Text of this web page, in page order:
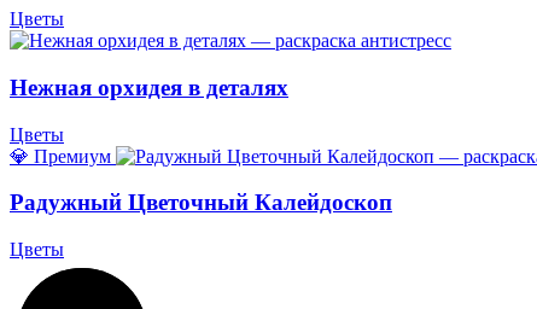
Цветы
Нежная орхидея в деталях
Цветы
💎 Премиум
Радужный Цветочный Калейдоскоп
Цветы